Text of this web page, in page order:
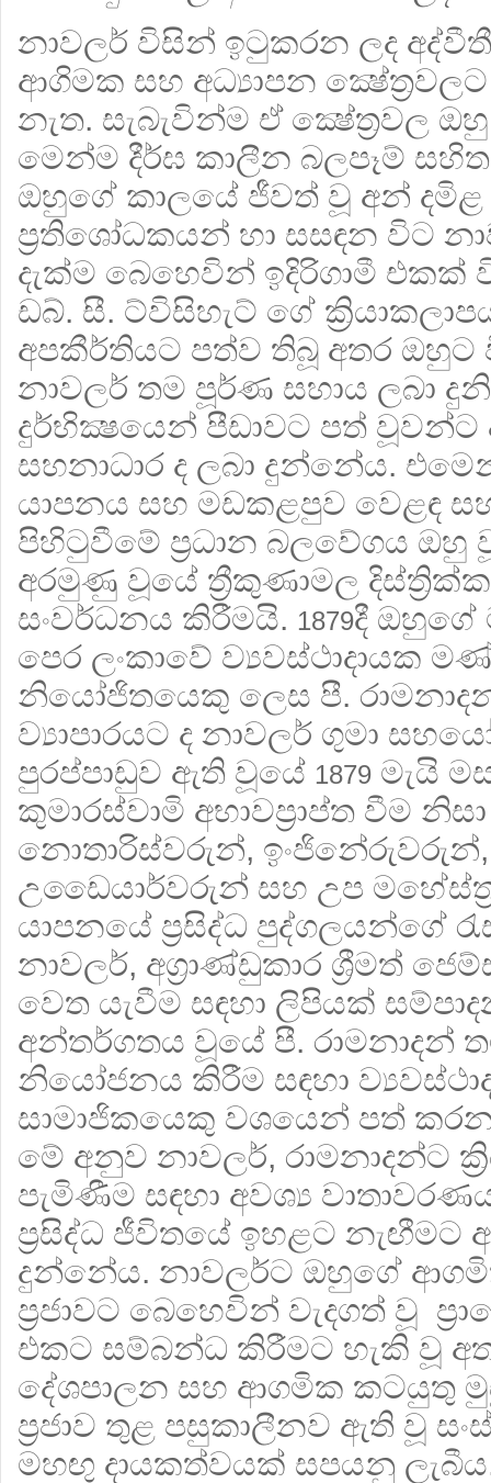
නාවලර් විසින් ඉටුකරන ලද
ආගිමක සහ අධ්‍යාපන
නැත. සැබැවින්ම ඒ ක්‍ෂේත්‍රවල
මෙන්ම දීර්ඝ කාලීන බලපෑම්
ඔහුගේ කාලයේ ජීවත් වූ අන්
ප්‍රතිශෝධකයන් හා සසඳන විට
දැක්ම බෙහෙවින් ඉදිරිගාමී එකක්
ඩබ්. සී. ට්විසිහැට් ගේ
අපකීර්තියට පත්ව තිබූ අතර ඔහුට
නාවලර් තම පූර්ණ සහාය ලබා
දුර්භික්‍ෂයෙන් පීඩාවට පත්
සහනාධාර ද ලබා දුන්නේය.
යාපනය සහ මඩකළපුව වෙළඳ
පිහිටුවීමේ ප්‍රධාන බලවේගය ඔහු
අරමුණු වූයේ ත්‍රීකුණාමල
සංවර්ධනය කිරීමයි. 1879දී
පෙර ලංකාවේ ව්‍යවස්ථාදායක
නියෝජිතයෙකු ලෙස පී.
ව්‍යාපාරයට ද නාවලර් ගුමා
පුරප්පාඩුව ඇති වූයේ 1879 මැයි
කුමාරස්වාමි අභාවප්‍රාප්ත වීම
නොතාරිස්වරුන්, ඉංජිනේරුවරුන්,
උඩෛයාර්වරුන් සහ උප
යාපනයේ ප්‍රසිද්ධ පුද්ගලයන්ගේ
නාවලර්, අග්‍රාණ්ඩුකාර ශ්‍රීමත්
වෙත යැවීම සඳහා ලිපියක්
අන්තර්ගතය වූයේ පී. රාමනාදන්
නියෝජනය කිරීම සඳහා
සාමාජිකයෙකු වශයෙන් පත්
මේ අනුව නාවලර්, රාමනාදන්ට
පැමිණීම සඳහා අවශ්‍ය
ප්‍රසිද්ධ ජීවිතයේ ඉහළට නැඟීමට
දුන්නේය. නාවලර්ට ඔහුගේ
ප්‍රජාවට බෙහෙවින් වැදගත් වූ
එකට සම්බන්ධ කිරීමට හැකි වූ
දේශපාලන සහ ආගමික කටයුතු
ප්‍රජාව තුළ පසුකාලීනව ඇති වූ
මහඟු දායකත්වයක් සපයනු